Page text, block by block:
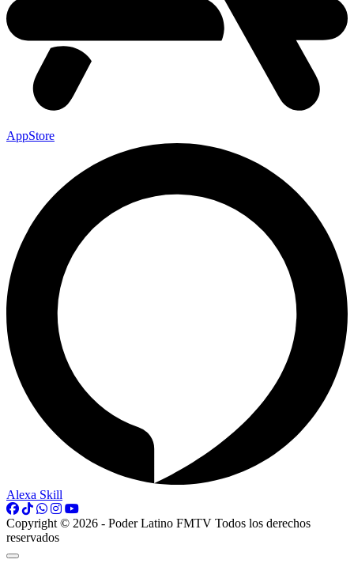
AppStore
Alexa Skill
Copyright © 2026 - Poder Latino FMTV Todos los derechos
reservados